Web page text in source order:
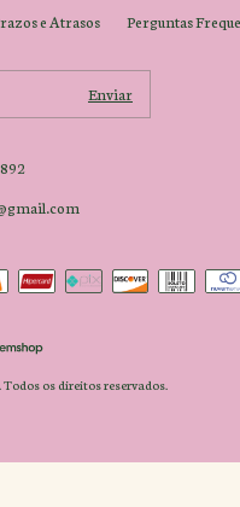
e Atrasos Perguntas
Todos os direitos reservados.